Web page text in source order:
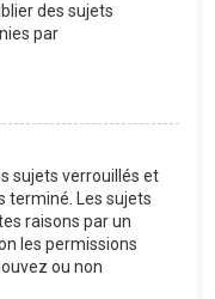
des sujets
par
sujets verrouillés et
terminé. Les sujets
raisons par un
les permissions
ou non